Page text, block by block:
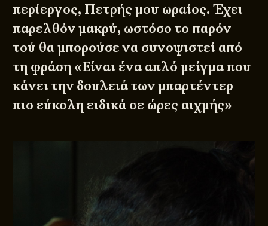
περίεργος, Πετρής μου ωραίος. Έχει
παρελθόν μακρύ, ωστόσο το παρόν
τού θα μπορούσε να συνοψιστεί από
τη φράση «Είναι ένα απλό μείγμα που
κάνει την δουλειά των μπαρτέντερ
πιο εύκολη ειδικά σε ώρες αιχμής»